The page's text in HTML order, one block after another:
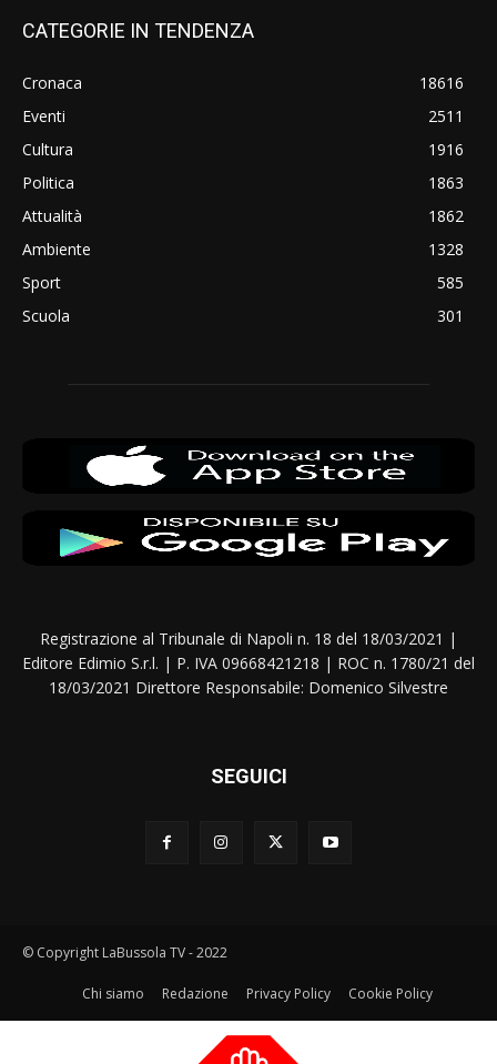
CATEGORIE IN TENDENZA
Cronaca
18616
Eventi
2511
Cultura
1916
Politica
1863
Attualità
1862
Ambiente
1328
Sport
585
Scuola
301
Registrazione al Tribunale di Napoli n. 18 del 18/03/2021 |
Editore Edimio S.r.l. | P. IVA 09668421218 | ROC n. 1780/21 del
18/03/2021 Direttore Responsabile: Domenico Silvestre
SEGUICI
© Copyright LaBussola TV - 2022
Chi siamo Redazione Privacy Policy Cookie Policy